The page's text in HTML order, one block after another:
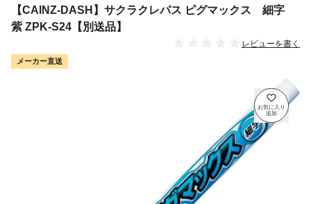
【CAINZ-DASH】サクラクレパス ピグマックス 細字
紫 ZPK-S24【別送品】
レビューを書く
メーカー直送